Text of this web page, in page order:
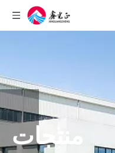
منتجات